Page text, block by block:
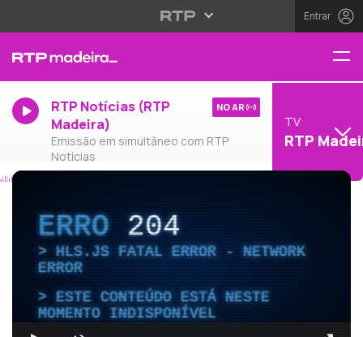
Entrar
RTP Notícias (RTP
Madeira)
Emissão em simultâneo com RTP
Notícias
NO AR
TV
RTP
ERRO204
HLS.JS FATAL ERROR - NETWORK
ERROR
ESTE CONTEÚDO ESTÁ NESTE
MOMENTO INDISPONÍVEL